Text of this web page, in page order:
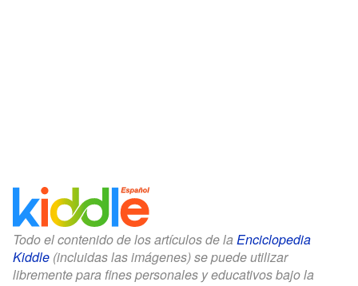
Todo el contenido de los artículos de la Enciclopedia
Kiddle (incluidas las imágenes) se puede utilizar
libremente para fines personales y educativos bajo la